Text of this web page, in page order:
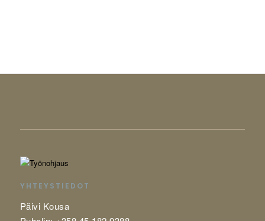
YHTEYSTIEDOT
Päivi Kousa